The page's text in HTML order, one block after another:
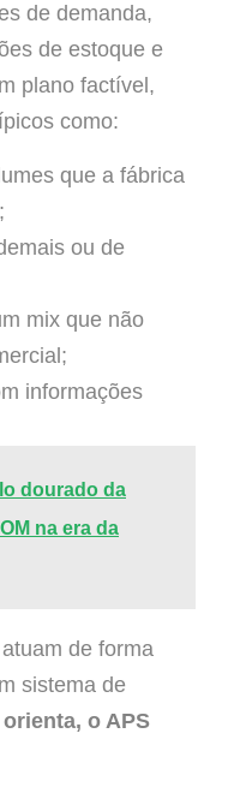
de demanda,
de estoque e
plano factível,
como:
que a fábrica
ou de
mix que não
informações
dourado da
na era da
de forma
sistema de
o APS